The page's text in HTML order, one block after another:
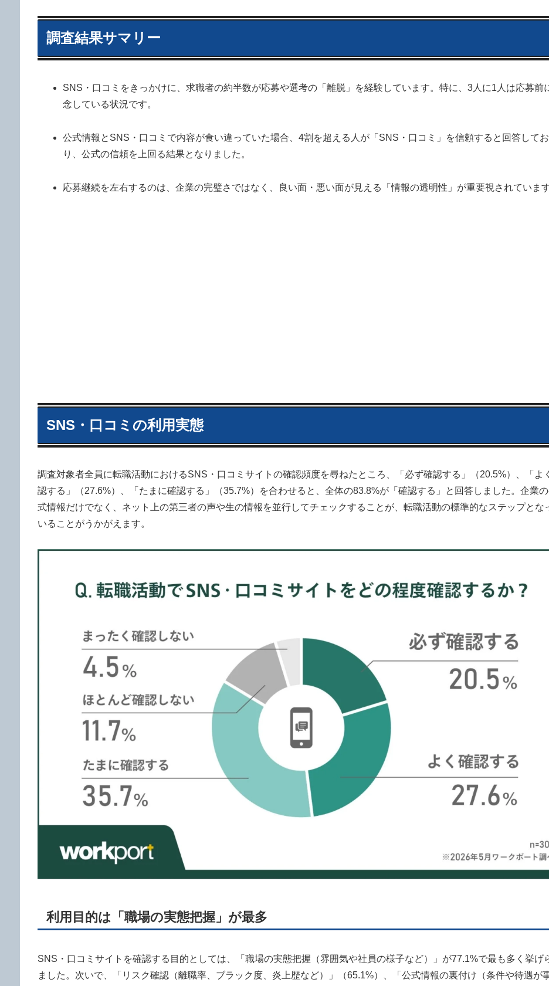
調査結果サマリー
SNS・口コミをきっかけに、求職者の約半数が応募や選考の「離脱」を経験しています。特に、3人に1人は応募前
念している状況です。
公式情報とSNS・口コミで内容が食い違っていた場合、4割を超える人が「SNS・口コミ」を信頼すると回答してお
り、公式の信頼を上回る結果となりました。
応募継続を左右するのは、企業の完璧さではなく、良い面・悪い面が見える「情報の透明性」が重要視されています
SNS・口コミの利用実態
調査対象者全員に転職活動におけるSNS・口コミサイトの確認頻度を尋ねたところ、「必ず確認する」（20.5%）、「よ
認する」（27.6%）、「たまに確認する」（35.7%）を合わせると、全体の83.8%が「確認する」と回答しました。企業
式情報だけでなく、ネット上の第三者の声や生の情報を並行してチェックすることが、転職活動の標準的なステップとな
いることがうかがえます。
利用目的は「職場の実態把握」が最多
SNS・口コミサイトを確認する目的としては、「職場の実態把握（雰囲気や社員の様子など）」が77.1%で最も多く挙げ
ました。次いで、「リスク確認（離職率、ブラック度、炎上歴など）」（65.1%）、「公式情報の裏付け（条件や待遇が